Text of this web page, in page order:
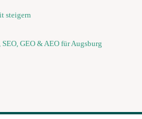
steigern
GEO & AEO für Augsburg